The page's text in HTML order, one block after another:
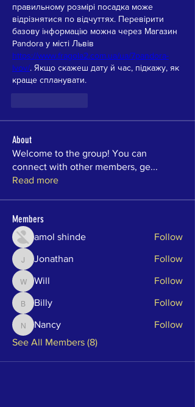
правильному розмірі посадка може
відрізнятися по відчуттях. Перевірити
базову інформацію можна через Магазин
https://www.fragola2.com.ua/ua/7pandora-
lvov/. Якщо скажеш дату й час, підкажу, як
краще спланувати.
About
Welcome to the group! You can
connect with other members, ge...
Read more
Members
amol shinde Follow
Jonathan
Jonathan Follow
WillWill Follow
BillyBilly Follow
NancyNancy
Follow
See All Members (8)